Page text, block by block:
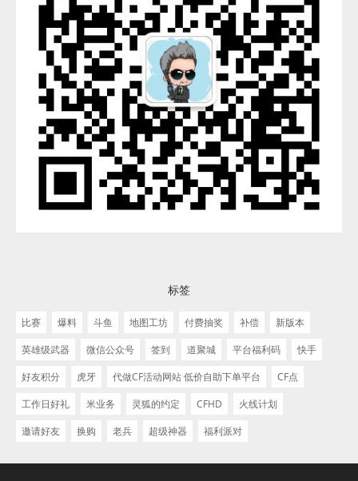
标签
比赛 爆料 斗鱼 地图工坊 付费抽奖 补偿
新版本
英雄级武器
微信公众号 签到 道聚城 平台福利码
快手
好友积分
虎牙 代做CF活动网站 低价自助下单平台
CF点
工作日好礼
米业务 灵狐的约定 CFHD
火线计划
邀请好友
换购 老兵 超级神器 福利派对